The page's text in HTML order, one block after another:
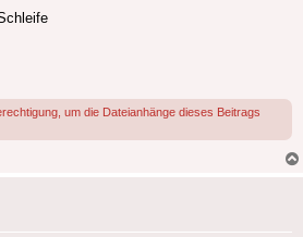
um die Dateianhänge dieses Beitrags